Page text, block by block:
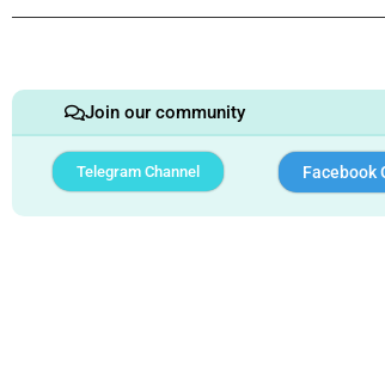
Join our community
Telegram Channel Facebook